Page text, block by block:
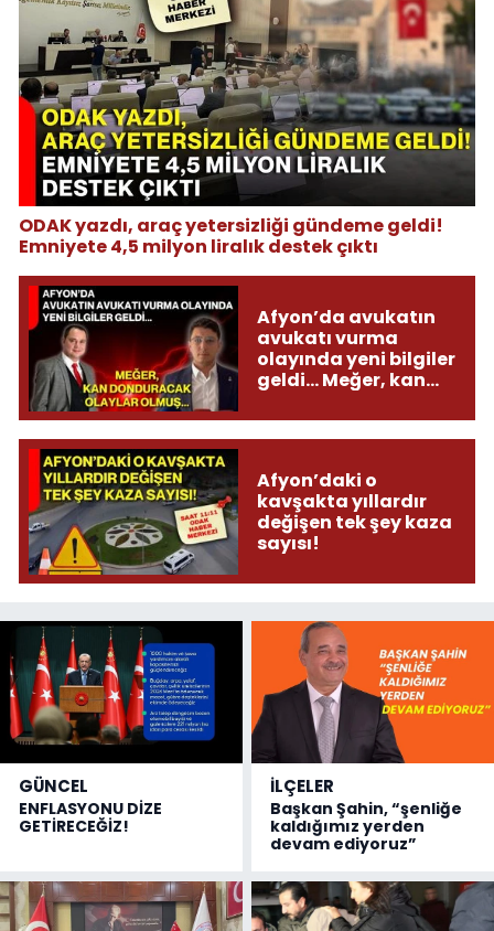
ODAK yazdı, araç yetersizliği gündeme geldi!
Emniyete 4,5 milyon liralık destek çıktı
Afyon’da avukatın
avukatı vurma
olayında yeni bilgiler
geldi... Meğer, kan
olmuş...
Afyon’daki o
kavşakta yıllardır
değişen tek şey kaza
sayısı!
GÜNCEL
ENFLASYONU DİZE
GETİRECEĞİZ!
İLÇELER
Başkan Şahin, “şenliğe
kaldığımız yerden
devam ediyoruz”